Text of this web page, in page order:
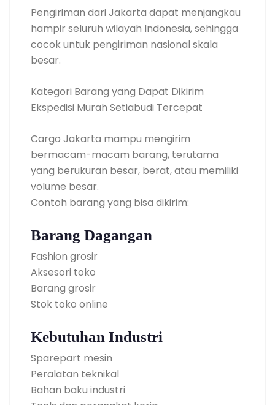
Pengiriman dari Jakarta dapat menjangkau
hampir seluruh wilayah Indonesia, sehingga
cocok untuk pengiriman nasional skala
besar.
Kategori Barang yang Dapat Dikirim
Ekspedisi Murah Setiabudi Tercepat
Cargo Jakarta mampu mengirim
bermacam-macam barang, terutama
yang berukuran besar, berat, atau memiliki
volume besar.
Contoh barang yang bisa dikirim:
Barang Dagangan
Fashion grosir
Aksesori toko
Barang grosir
Stok toko online
Kebutuhan Industri
Sparepart mesin
Peralatan teknikal
Bahan baku industri